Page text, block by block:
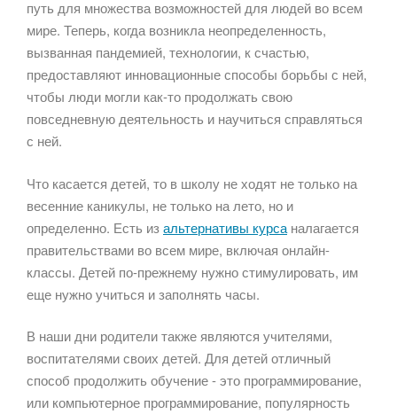
путь для множества возможностей для людей во всем
мире. Теперь, когда возникла неопределенность,
вызванная пандемией, технологии, к счастью,
предоставляют инновационные способы борьбы с ней,
чтобы люди могли как-то продолжать свою
повседневную деятельность и научиться справляться
с ней.
Что касается детей, то в школу не ходят не только на
весенние каникулы, не только на лето, но и
определенно. Есть изальтернативы курса налагается
правительствами во всем мире, включая онлайн-
классы. Детей по-прежнему нужно стимулировать, им
еще нужно учиться и заполнять часы.
В наши дни родители также являются учителями,
воспитателями своих детей. Для детей отличный
способ продолжить обучение - это программирование,
или компьютерное программирование, популярность